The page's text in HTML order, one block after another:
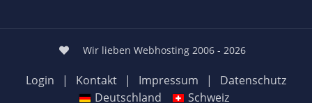
Wir lieben Webhosting 2006 - 2026
Login | Kontakt | Impressum |
Datenschutz
Deutschland
Schweiz